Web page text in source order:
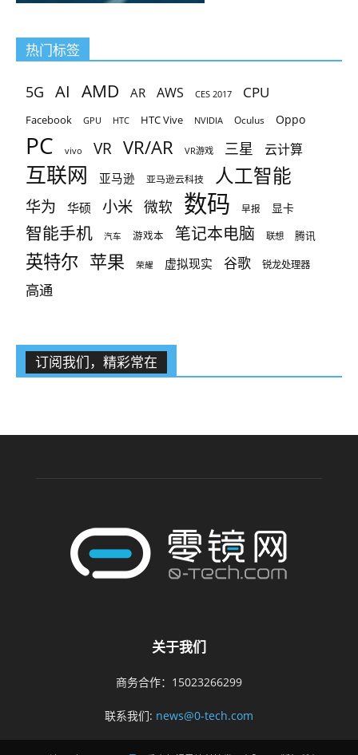
热门标签
5G AI AMD AR AWS CES 2017 CPU
Facebook GPU HTC HTC Vive NVIDIA Oculus Oppo
PC vivo VR VR/AR VR游戏 三星 云计算
互联网 亚马逊 亚马逊云科技 人工智能
华为 华硕 小米 微软 数码 早报 显卡
智能手机 汽车 游戏本 笔记本电脑 联想 腾讯
英特尔 苹果 荣耀 虚拟现实 谷歌 锐龙处理器
高通
订阅我们，精彩常在
关于我们
商务合作：15023266299
联系我们: news@0-tech.com